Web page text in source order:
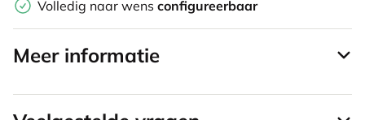
Volledig naar wens configureerbaar
Meer informatie